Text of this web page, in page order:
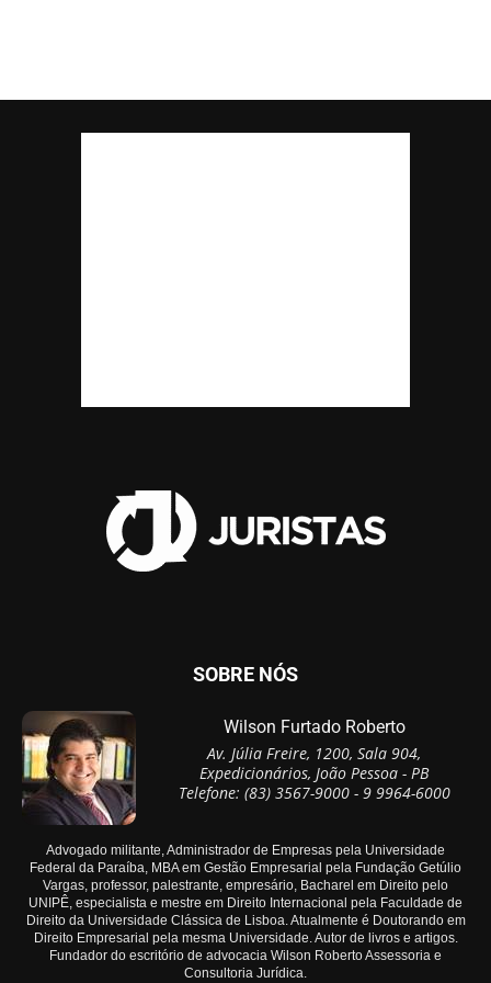
SOBRE NÓS
Wilson Furtado Roberto
Av. Júlia Freire, 1200, Sala 904,
Expedicionários, João Pessoa - PB
Telefone: (83) 3567-9000 - 9 9964-6000
Advogado militante, Administrador de Empresas pela Universidade
Federal da Paraíba, MBA em Gestão Empresarial pela Fundação Getúlio
Vargas, professor, palestrante, empresário, Bacharel em Direito pelo
UNIPÊ, especialista e mestre em Direito Internacional pela Faculdade de
Direito da Universidade Clássica de Lisboa. Atualmente é Doutorando em
Direito Empresarial pela mesma Universidade. Autor de livros e artigos.
Fundador do escritório de advocacia Wilson Roberto Assessoria e
Consultoria Jurídica.